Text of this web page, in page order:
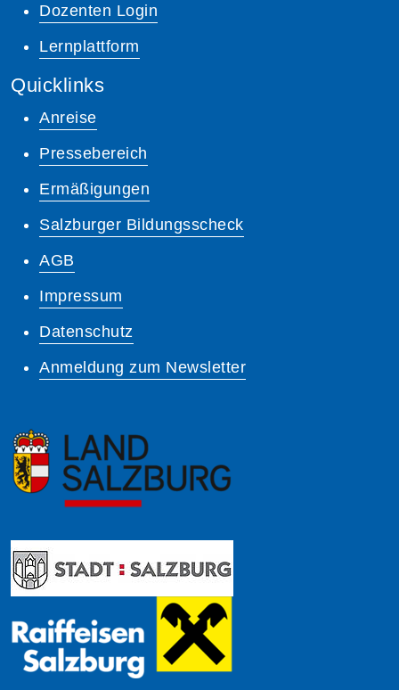
Dozenten Login
Lernplattform
Quicklinks
Anreise
Pressebereich
Ermäßigungen
Salzburger Bildungsscheck
AGB
Impressum
Datenschutz
Anmeldung zum Newsletter